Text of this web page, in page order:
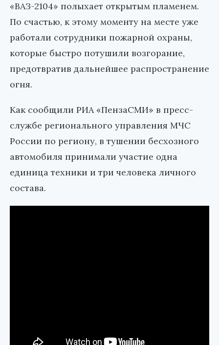
«ВАЗ-2104» полыхает открытым пламенем.
По счастью, к этому моменту на месте уже
работали сотрудники пожарной охраны,
которые быстро потушили возгорание,
предотвратив дальнейшее распространение
огня.
Как сообщили РИА «ПензаСМИ» в пресс-
службе регионального управления МЧС
России по региону, в тушении бесхозного
автомобиля принимали участие одна
единица техники и три человека личного
состава.